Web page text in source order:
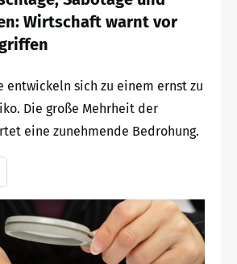
Wirtschaft warnt vor
entwickeln sich zu einem ernst zu
Die große Mehrheit der
eine zunehmende Bedrohung.